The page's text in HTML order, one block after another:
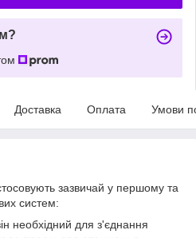
Доставка Оплата Умови
зазвичай у першому та
систем:
необхідний для з'єднання